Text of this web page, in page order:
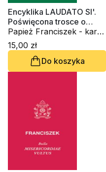
Encyklika LAUDATO SI'.
Poświęcona trosce o
wspólny dom
Papież Franciszek - kard.
Jorge Mario Bergoglio
15,00 zł
Do koszyka